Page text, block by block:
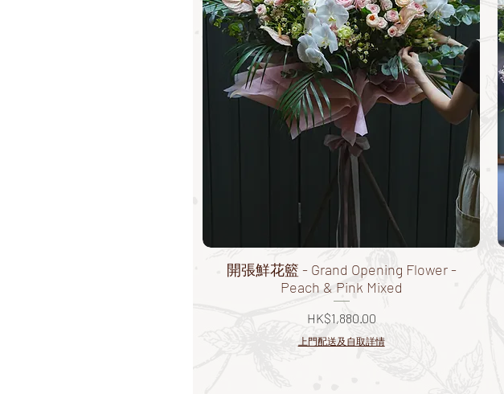
開張鮮花籃 - Grand Opening Flower -
Peach & Pink Mixed
價格
HK$1,880.00
上門配送及自取詳情